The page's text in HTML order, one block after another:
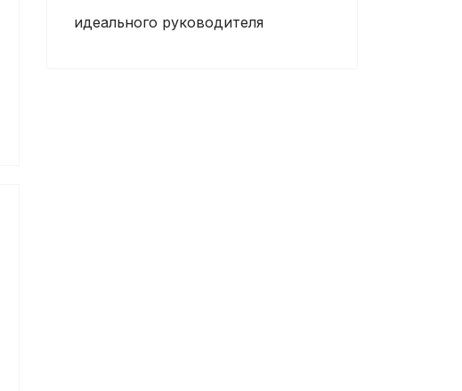
идеального руководителя